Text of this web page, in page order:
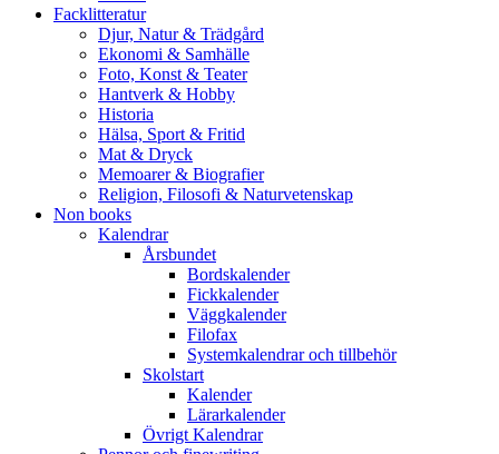
Facklitteratur
Djur, Natur & Trädgård
Ekonomi & Samhälle
Foto, Konst & Teater
Hantverk & Hobby
Historia
Hälsa, Sport & Fritid
Mat & Dryck
Memoarer & Biografier
Religion, Filosofi & Naturvetenskap
Non books
Kalendrar
Årsbundet
Bordskalender
Fickkalender
Väggkalender
Filofax
Systemkalendrar och tillbehör
Skolstart
Kalender
Lärarkalender
Övrigt Kalendrar